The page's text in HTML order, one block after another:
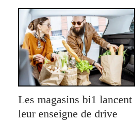
Les magasins bi1 lancent
leur enseigne de drive